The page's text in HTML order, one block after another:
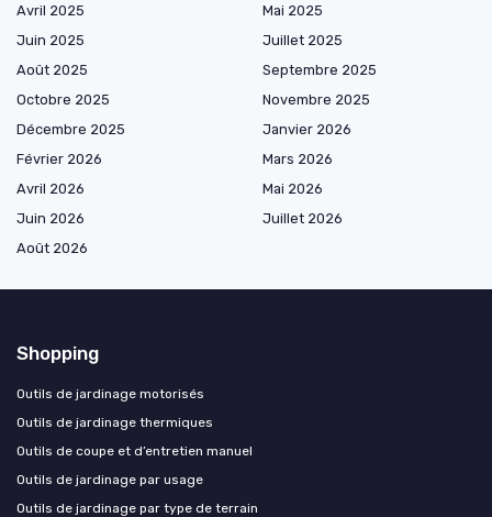
Avril 2025
Mai 2025
Juin 2025
Juillet 2025
Août 2025
Septembre 2025
Octobre 2025
Novembre 2025
Décembre 2025
Janvier 2026
Février 2026
Mars 2026
Avril 2026
Mai 2026
Juin 2026
Juillet 2026
Août 2026
Shopping
Outils de jardinage motorisés
Outils de jardinage thermiques
Outils de coupe et d’entretien manuel
Outils de jardinage par usage
Outils de jardinage par type de terrain